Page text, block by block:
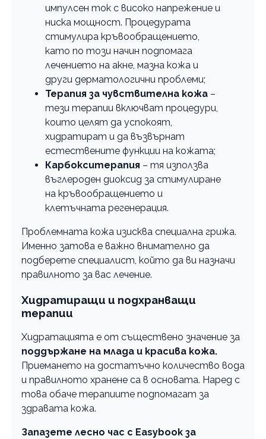
импулсен ток с високо напрежение и
ниска мощност. Процедурата
стимулира кръвообращението,
като по този начин подпомага
лечението на акне, мазна кожа и
други дерматологични проблеми;
Терапия за чувствителна кожа –
тези терапии включват процедури,
които целят да успокоят,
хидратират и да възвърнат
естествените функции на кожата;
Карбокситерапия – тя използва
въглероден диоксид за стимулиране
на кръвообращението и
клетъчната регенерация.
Проблемната кожа изисква специална грижа.
Именно затова е важно внимателно да
подберете специалист, който да ви назначи
правилното за вас лечение.
Хидратиращи и подхранващи
терапии
Хидратацията е от съществено значение за
поддържане на млада и красива кожа.
Приемането на достатъчно количество вода
и правилното хранене са в основата. Наред с
това обаче терапиите подпомагат за
здравата кожа.
Запазете лесно час с Easybook за